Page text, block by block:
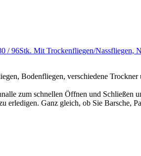
/ 96Stk. Mit Trockenfliegen/Nassfliegen,
Bodenfliegen, verschiedene
zum schnellen Öffnen und Schließen
Ganz gleich, ob Sie Barsche,